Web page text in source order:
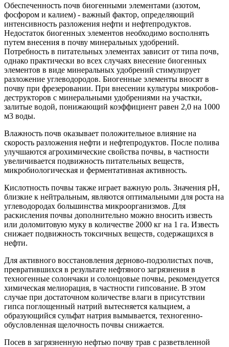
Обеспеченность почв биогенными элементами (азотом,
фосфором и калием) - важный фактор, определяющий
интенсивность разложения нефти и нефтепродуктов.
Недостаток биогенных элементов необходимо восполнять
путем внесения в почву минеральных удобрений.
Потребность в питательных элементах зависит от типа почв,
однако практически во всех случаях внесение биогенных
элементов в виде минеральных удобрений стимулирует
разложение углеводородов. Биогенные элементы вносят в
почву при фрезеровании. При внесении культуры микробов-
деструкторов с минеральными удобрениями на участки,
залитые водой, понижающий коэффициент равен 2,0 на 1000
м3 воды.
Влажность почв оказывает положительное влияние на
скорость разложения нефти и нефтепродуктов. После полива
улучшаются агрохимические свойства почвы, в частности
увеличивается подвижность питательных веществ,
микробиологическая и ферментативная активность.
Кислотность почвы также играет важную роль. Значения рН,
близкие к нейтральным, являются оптимальными для роста на
углеводородах большинства микроорганизмов. Для
раскисления почвы дополнительно можно вносить известь
или доломитовую муку в количестве 2000 кг на 1 га. Известь
снижает подвижность токсичных веществ, содержащихся в
нефти.
Для активного восстановления дерново-подзолистых почв,
превратившихся в результате нефтяного загрязнения в
техногенные солончаки и солонцовые почвы, рекомендуется
химическая мелиорация, в частности гипсование. В этом
случае при достаточном количестве влаги в присутствии
гипса поглощенный натрий вытесняется кальцием, а
образующийся сульфат натрия вымывается, техногенно-
обусловленная щелочность почвы снижается.
Посев в загрязненную нефтью почву трав с разветвленной